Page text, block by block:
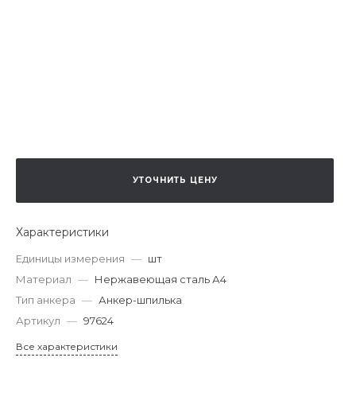
УТОЧНИТЬ ЦЕНУ
Характеристики
Единицы измерения — шт
Материал — Нержавеющая сталь А4
Тип анкера — Анкер-шпилька
Артикул — 97624
Все характеристики